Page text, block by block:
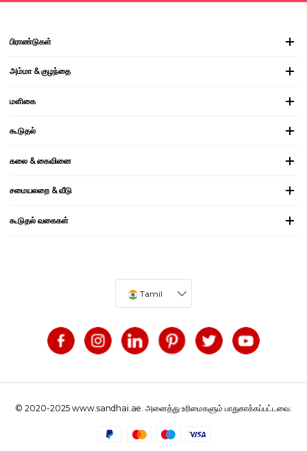
பிராண்டுகள்
அம்மா & குழந்தை
மளிகை
கூடுதல்
கலை & கைவினை
சமையலறை & வீடு
கூடுதல் வகைகள்
Tamil
© 2020-2025 www.sandhai.ae. அனைத்து உரிமைகளும் பாதுகாக்கப்பட்டவை.